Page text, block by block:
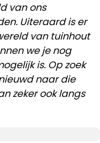
van ons
Uiteraard is er
van tuinhout
we je nog
is. Op zoek
naar die
zeker ook langs